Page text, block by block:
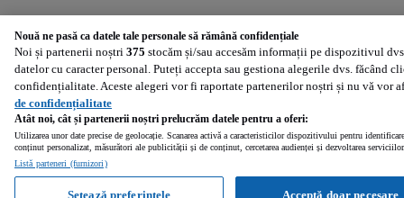
Nouă ne pasă ca datele tale personale să rămână confidențiale
Noi și partenerii noștri 375 stocăm și/sau accesăm informații pe dispozitivul
datelor cu caracter personal. Puteți accepta sau gestiona alegerile dvs. făcând
confidențialitate. Aceste alegeri vor fi raportate partenerilor noștri și nu vă vor
de confidențialitate
Atât noi, cât și partenerii noștri prelucrăm datele pentru a oferi:
Utilizarea unor date precise de geolocație. Scanarea activă a caracteristicilor dispozitivului pentru
conținut personalizat, măsurători ale publicității și de conținut, cercetarea audienței și dezvoltarea
Listă parteneri (furnizori)
Acceptă doar necesare
Setează preferințele